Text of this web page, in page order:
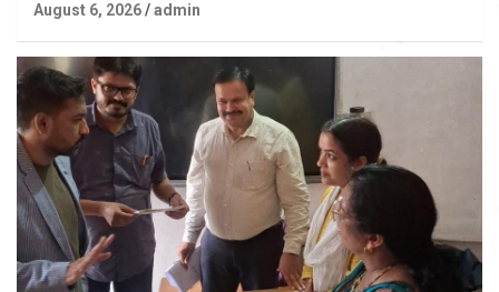
August 6, 2026 admin